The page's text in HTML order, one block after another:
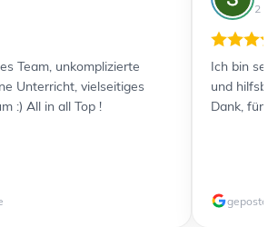
Team, unkomplizierte
vielseitiges
:) All in all Top !
2
Ich bin
und
Dank, für